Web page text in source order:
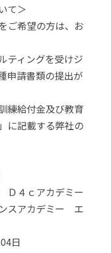
て＞
ご希望の方は、お
ティングを受けジ
申請書類の提出が
練給付金及び教育
に記載する弊社の
Ｄ４ｃアカデミー
スアカデミー エ
日